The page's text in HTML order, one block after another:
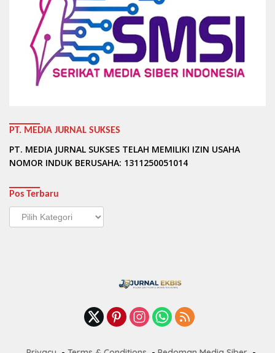
PT. MEDIA JURNAL SUKSES
PT. MEDIA JURNAL SUKSES TELAH MEMILIKI IZIN USAHA
NOMOR INDUK BERUSAHA: 1311250051014
Pos Terbaru
Pos
Terbaru